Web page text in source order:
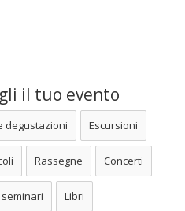
il tuo evento
degustazioni Escursioni
Rassegne Concerti
Libri